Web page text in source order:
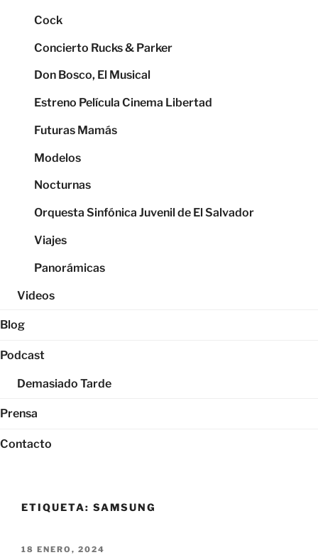
Cock
Concierto Rucks & Parker
Don Bosco, El Musical
Estreno Película Cinema Libertad
Futuras Mamás
Modelos
Nocturnas
Orquesta Sinfónica Juvenil de El Salvador
Viajes
Panorámicas
Videos
Blog
Podcast
Demasiado Tarde
Prensa
Contacto
ETIQUETA: SAMSUNG
PUBLICADO
18 ENERO, 2024